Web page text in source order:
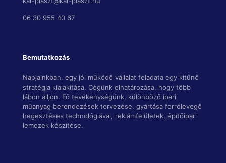
06 30 955 40 67
Bemutatkozás
Napjainkban, egy jól működő vállalat feladata egy kitűnő
stratégia kialakítása. Cégünk elhatározása, hogy több
lábon álljon. Fő tevékenységünk, különböző ipari
műanyag berendezések tervezése, gyártása forrólevegő
hegesztéses technológiával, reklámfelületek, építőipari
lemezek készítése.